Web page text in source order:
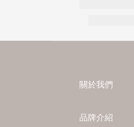
關於我們
品牌介紹